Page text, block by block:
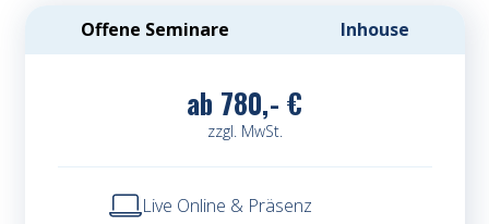
Offene Seminare Inhouse
ab 780,- €
zzgl. MwSt.
Live Online & Präsenz